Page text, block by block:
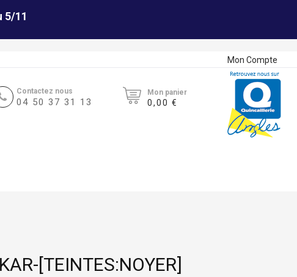
5/11
Mon Compte
Contactez nous
04 50 37 31 13
Mon panier
0,00 €
[TEINTES:NOYER]